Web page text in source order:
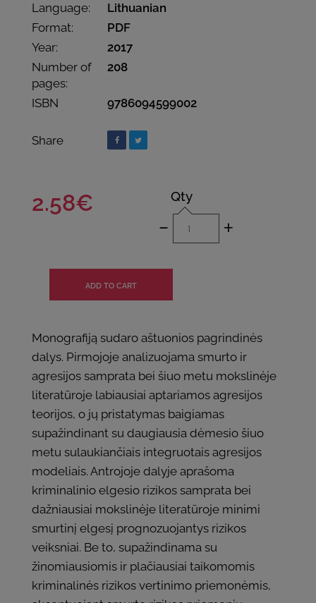
Language:
Lithuanian
Format:
PDF
Year:
2017
Number of
pages:
208
ISBN 9786094599002
Share
2.58€ Qty
- +
Monografiją sudaro aštuonios pagrindinės
dalys. Pirmojoje analizuojama smurto ir
agresijos samprata bei šiuo metu mokslinėje
literatūroje labiausiai aptariamos agresijos
teorijos, o jų pristatymas baigiamas
supažindinant su daugiausia dėmesio šiuo
metu sulaukiančiais integruotais agresijos
modeliais. Antrojoje dalyje aprašoma
kriminalinio elgesio rizikos samprata bei
dažniausiai mokslinėje literatūroje minimi
smurtinį elgesį prognozuojantys rizikos
veiksniai. Be to, supažindinama su
žinomiausiomis ir plačiausiai taikomomis
kriminalinės rizikos vertinimo priemonėmis,